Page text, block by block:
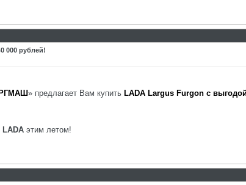
000 рублей!
» предлагает Вам купить LADA Largus Furgon с
LADA этим летом!